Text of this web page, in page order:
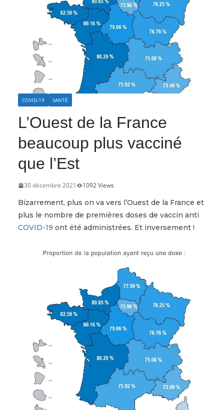
COVID-19 SANTÉ
L’Ouest de la France
beaucoup plus vacciné
que l’Est
30 décembre 2021 1092 Views
Bizarrement, plus on va vers l’Ouest de la France et
plus le nombre de premières doses de vaccin anti
COVID-19 ont été administrées. Et inversement !